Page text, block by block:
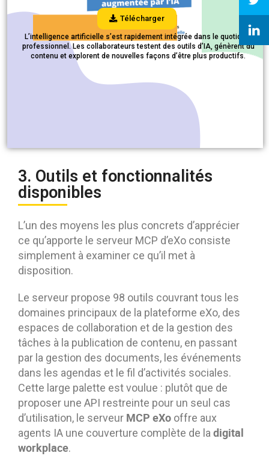
L’intelligence artificielle s’est rapidement intégrée dans le quotidien
professionnel. Les collaborateurs testent des outils d’IA, génèrent du
contenu et explorent de nouvelles façons d’être plus productifs.
Télécharger
3. Outils et fonctionnalités
disponibles
L’un des moyens les plus concrets d’apprécier
ce qu’apporte le serveur MCP d’eXo consiste
simplement à examiner ce qu’il met à
disposition.
Le serveur propose 98 outils couvrant tous les
domaines principaux de la plateforme eXo, des
espaces de collaboration et de la gestion des
tâches à la publication de contenu, en passant
par la gestion des documents, les événements
dans les agendas et le fil d’activités sociales.
Cette large palette est voulue : plutôt que de
proposer une API restreinte pour un seul cas
d’utilisation, le serveur MCP eXo offre aux
agents IA une couverture complète de ladigital
workplace.